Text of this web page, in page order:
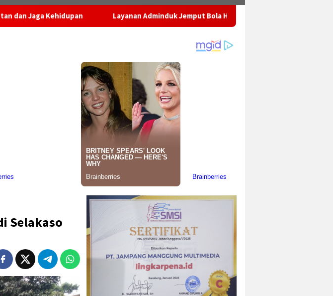
Layanan Adminduk Jemput Bola Hadir di Tengah Masyarakat, Warga Kebonpedes
Selakaso